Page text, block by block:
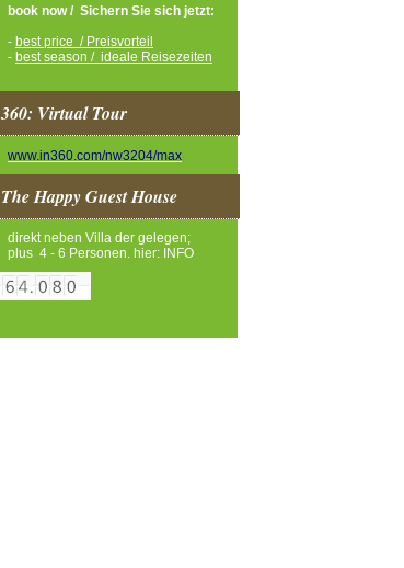
book now / Sichern Sie sich jetzt:
- best price / Preisvorteil
- best season / ideale Reisezeiten
360: Virtual Tour
www.in360.com/nw3204/max
The Happy Guest House
direkt neben Villa der gelegen;
plus 4 - 6 Personen. hier: INFO